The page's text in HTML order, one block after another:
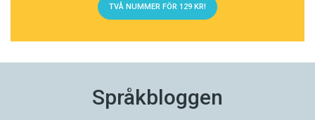
TVÅ NUMMER FÖR 129 KR!
Språkbloggen